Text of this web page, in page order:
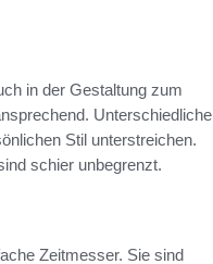
in der Gestaltung zum
Unterschiedliche
Stil unterstreichen.
schier unbegrenzt.
Zeitmesser. Sie sind